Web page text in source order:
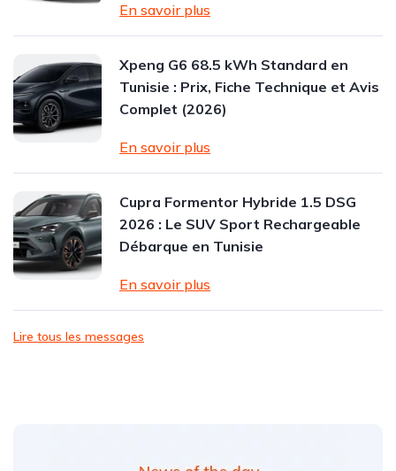
En savoir plus
Xpeng G6 68.5 kWh Standard en
Tunisie : Prix, Fiche Technique et Avis
Complet (2026)
En savoir plus
Cupra Formentor Hybride 1.5 DSG
2026 : Le SUV Sport Rechargeable
Débarque en Tunisie
En savoir plus
Lire tous les messages